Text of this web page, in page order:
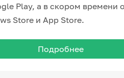
Play, а в скором времени
Store и App Store.
Подробнее